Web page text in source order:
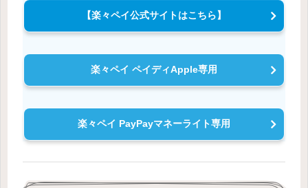
【楽々ペイ公式サイトはこちら】
楽々ペイ ペイディApple専用
楽々ペイ PayPayマネーライト専用